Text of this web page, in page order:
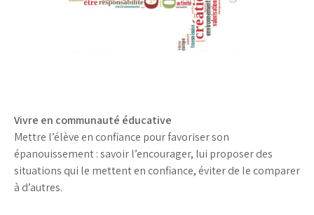
Vivre en communauté éducative
Mettre l’élève en confiance pour favoriser son
épanouissement : savoir l’encourager, lui proposer des
situations qui le mettent en confiance, éviter de le comparer
à d’autres.